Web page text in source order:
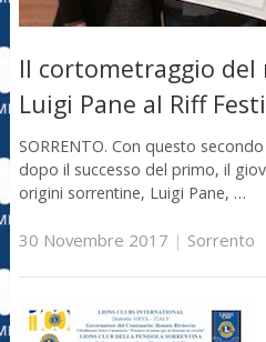
Il cortometraggio
Luigi Pane al Riff
SORRENTO. Con questo
dopo il successo del primo, il
origini sorrentine, Luigi Pane, …
30 Novembre 2017 | Sorrento